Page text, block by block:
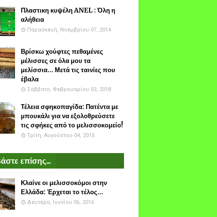
Πλαστικη κυψέλη ANEL : Όλη η
αλήθεια
Παρασκευή, Νοεμβρίου 07, 2014
Βρίσκω χούφτες πεθαμένες
μέλισσες σε όλα μου τα
μελίσσια... Μετά τις ταινίες που
έβαλα
Σάββατο, Φεβρουαρίου 03, 2018
Τέλεια σφηκοπαγίδα: Πατέντα με
μπουκάλι για να εξολοθρεύσετε
τις σφήκες από το μελισσοκομείο!
Τρίτη, Αυγούστου 04, 2015
επίσης...
Κλαίνε οι μελισσοκόμοι στην
Ελλάδα: Έρχεται το τέλος...
Δευτέρα, Ιουνίου 06, 2016